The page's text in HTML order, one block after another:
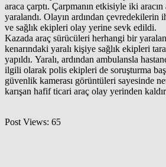
araca çarptı. Çarpmanın etkisiyle iki aracın
yaralandı. Olayın ardından çevredekilerin
ve sağlık ekipleri olay yerine sevk edildi.
Kazada araç sürücüleri herhangi bir
kenarındaki yaralı kişiye sağlık ekipleri
yapıldı. Yaralı, ardından ambulansla
ilgili olarak polis ekipleri de soruşturma
güvenlik kamerası görüntüleri sayesinde
karışan hafif ticari araç olay yerinden
Post Views: 65